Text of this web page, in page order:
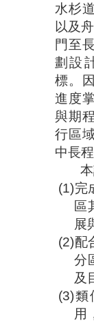
水杉
以及
門至
劃設
標。
進度
與期
行區
中長
(1)完
區
展
(2)配
分
及
(3)類
用